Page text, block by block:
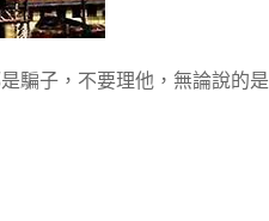
騙子，不要理他，無論說的是